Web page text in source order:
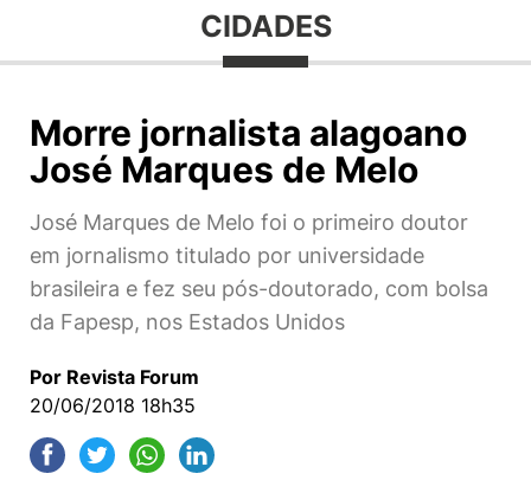
CIDADES
Morre jornalista alagoano
José Marques de Melo
José Marques de Melo foi o primeiro doutor
em jornalismo titulado por universidade
brasileira e fez seu pós-doutorado, com bolsa
da Fapesp, nos Estados Unidos
Por Revista Forum
20/06/2018 18h35